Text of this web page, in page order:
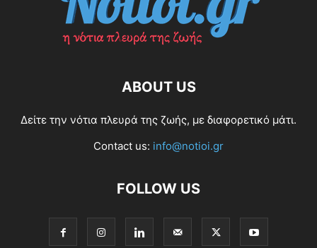
ABOUT US
Δείτε την νότια πλευρά της ζωής, με διαφορετικό μάτι.
Contact us: info@notioi.gr
FOLLOW US